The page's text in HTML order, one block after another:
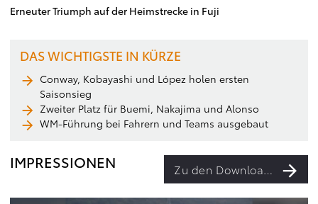
Erneuter Triumph auf der Heimstrecke in Fuji
DAS WICHTIGSTE IN KÜRZE
Conway, Kobayashi und López holen ersten
Saisonsieg
Zweiter Platz für Buemi, Nakajima und Alonso
WM-Führung bei Fahrern und Teams ausgebaut
IMPRESSIONEN Zu den Downloads